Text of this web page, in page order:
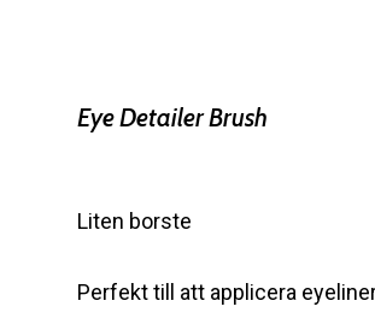
Eye Detailer Brush
Liten borste
Perfekt till att applicera